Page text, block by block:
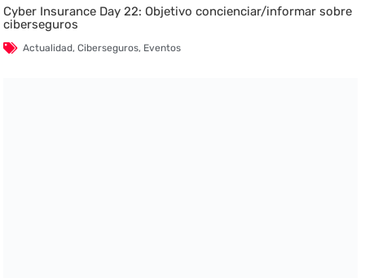
Cyber Insurance Day 22: Objetivo concienciar/informar sobre
ciberseguros
Actualidad,Ciberseguros, Eventos